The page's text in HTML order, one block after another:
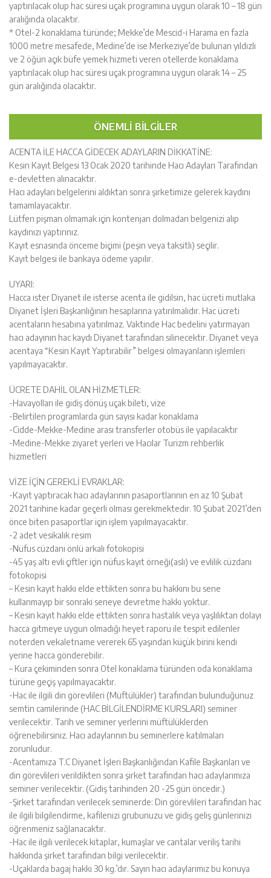
yaptırılacak olup hac süresi uçak programına uygun olarak 10 – 18 gün
aralığında olacaktır.
* Otel-2 konaklama türünde; Mekke’de Mescid-i Harama en fazla
1000 metre mesafede, Medine’de ise Merkeziye’de bulunan yıldızlı
ve 2 öğün açık büfe yemek hizmeti veren otellerde konaklama
yaptırılacak olup hac süresi uçak programına uygun olarak 14 – 25
gün aralığında olacaktır.
ÖNEMLI BILGILER
ACENTA İLE HACCA GİDECEK ADAYLARIN DİKKATİNE:
Kesin Kayıt Belgesi 13 Ocak 2020 tarihinde Hacı Adayları Tarafından
e-devletten alınacaktır.
Hacı adayları belgelerini aldıktan sonra şirketimize gelerek kaydını
tamamlayacaktır.
Lütfen pişman olmamak için kontenjan dolmadan belgenizi alıp
kaydınızı yaptırınız.
Kayıt esnasında önceme biçimi (peşin veya taksitli) seçilir.
Kayıt belgesi ile bankaya ödeme yapılır.
UYARI:
Hacca ister Diyanet ile isterse acenta ile gidilsin, hac ücreti mutlaka
Diyanet İşleri Başkanlığının hesaplarına yatırılmalıdır. Hac ücreti
acentaların hesabına yatırılmaz. Vaktinde Hac bedelini yatırmayan
hacı adayının hac kaydı Diyanet tarafından silinecektir. Diyanet veya
acentaya “Kesin Kayıt Yaptırabilir” belgesi olmayanların işlemleri
yapılmayacaktır.
ÜCRETE DAHİL OLAN HİZMETLER:
-Havayolları ile gidiş dönüş uçak bileti, vize
-Belirtilen programlarda gün sayısı kadar konaklama
-Cidde-Mekke-Medine arası transferler otobüs ile yapılacaktır
-Medine-Mekke ziyaret yerleri ve Hacılar Turizm rehberlik
hizmetleri
VİZE İÇİN GEREKLİ EVRAKLAR:
-Kayıt yaptıracak hacı adaylarının pasaportlarının en az 10 Şubat
2021 tarihine kadar geçerli olması gerekmektedir. 10 Şubat 2021’den
önce biten pasaportlar için işlem yapılmayacaktır.
-2 adet vesikalık resim
-Nüfus cüzdanı önlü arkalı fotokopisi
-45 yaş altı evli çiftler için nüfus kayıt örneği(aslı) ve evlilik cüzdanı
fotokopisi
– Kesin kayıt hakkı elde ettikten sonra bu hakkını bu sene
kullanmayıp bir sonraki seneye devretme hakkı yoktur.
– Kesin kayıt hakkı elde ettikten sonra hastalık veya yaşlılıktan dolayı
hacca gitmeye uygun olmadığı heyet raporu ile tespit edilenler
noterden vekaletname vererek 65 yaşından küçük birini kendi
yerine hacca gönderebilir.
– Kura çekiminden sonra Otel konaklama türünden oda konaklama
türüne geçiş yapılmayacaktır.
-Hac ile ilgili din görevlileri (Müftülükler) tarafından bulunduğunuz
semtin camilerinde (HAC BİLGİLENDİRME KURSLARI) seminer
verilecektir. Tarih ve seminer yerlerini müftülüklerden
öğrenebilirsiniz. Hacı adaylarının bu seminerlere katılmaları
zorunludur.
-Acentamıza T.C Diyanet İşleri Başkanlığından Kafile Başkanları ve
din görevlileri verildikten sonra şirket tarafından hacı adaylarımıza
seminer verilecektir. (Gidiş tarihinden 20 -25 gün öncedir.)
-Şirket tarafından verilecek seminerde: Din görevlileri tarafından hac
ile ilgili bilgilendirme, kafilenizi grubunuzu ve gidiş geliş günlerinizi
öğrenmeniz sağlanacaktır.
-Hac ile ilgili verilecek kitaplar, kumaşlar ve cantalar veriliş tarihi
hakkında şirket tarafından bilgi verilecektir.
-Uçaklarda bagaj hakkı 30 kg.’dır. Sayın hacı adaylarımız bu konuya